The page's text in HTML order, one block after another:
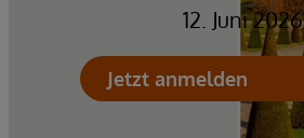
12. Juni 2026
Jetzt anmelden